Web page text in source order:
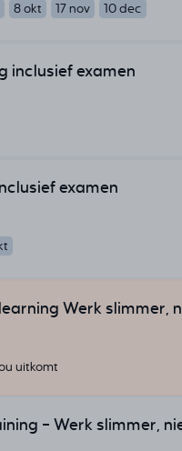
8 okt 17 nov 10 dec
inclusief examen
examen
Werk slimmer,
uitkomt
– Werk slimmer,